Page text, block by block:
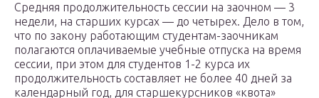
Средняя продолжительность сессии на заочном — 3
недели, на старших курсах — до четырех. Дело в том,
что по закону работающим студентам-заочникам
полагаются оплачиваемые учебные отпуска на время
сессии, при этом для студентов 1-2 курса их
продолжительность составляет не более 40 дней за
календарный год, для старшекурсников «квота»